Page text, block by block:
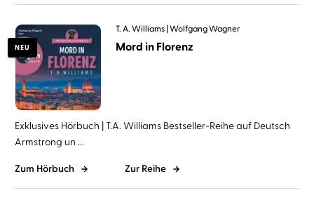
NEU
T. A. Williams Wolfgang Wagner
Mord in Florenz
Exklusives Hörbuch | T.A. Williams Bestseller-Reihe auf Deutsch
Armstrong un ...
Zum Hörbuch Zur Reihe